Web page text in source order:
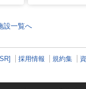
設一覧へ
採用情報 規約集